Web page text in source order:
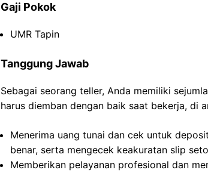
Gaji Pokok
UMR Tapin
Tanggung Jawab
Sebagai seorang teller, Anda memiliki
harus diemban dengan baik saat bekerja, di
Menerima uang tunai dan cek untuk
benar, serta mengecek keakuratan slip
Memberikan pelayanan profesional dan